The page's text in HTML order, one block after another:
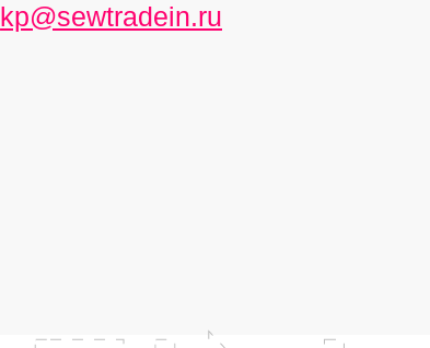
kp@sewtradein.ru